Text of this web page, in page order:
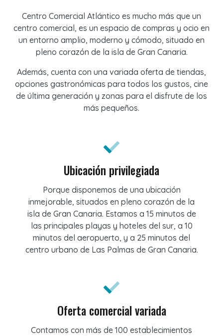
Centro Comercial Atlántico es mucho más que un
centro comercial, es un espacio de compras y ocio en
un entorno amplio, moderno y cómodo, situado en
pleno corazón de la isla de Gran Canaria.
Además, cuenta con una variada oferta de tiendas,
opciones gastronómicas para todos los gustos, cine
de última generación y zonas para el disfrute de los
más pequeños.
Ubicación privilegiada
Porque disponemos de una ubicación
inmejorable, situados en pleno corazón de la
isla de Gran Canaria. Estamos a 15 minutos de
las principales playas y hoteles del sur, a 10
minutos del aeropuerto, y a 25 minutos del
centro urbano de Las Palmas de Gran Canaria.
Oferta comercial variada
Contamos con más de 100 establecimientos